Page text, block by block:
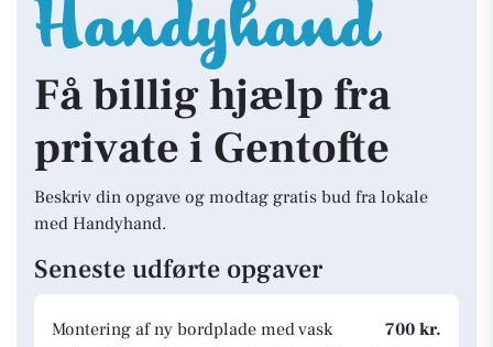
Få billig hjælp fra
private i Gentofte
Beskriv din opgave og modtag gratis bud fra lokale
med Handyhand.
Seneste udførte opgaver
Montering af ny bordplade med vask
700 kr.